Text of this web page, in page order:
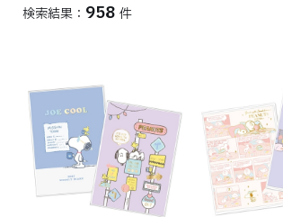
958 件